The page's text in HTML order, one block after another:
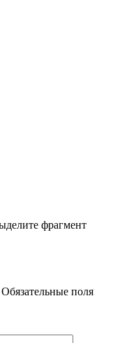
фрагмент
Обязательные поля